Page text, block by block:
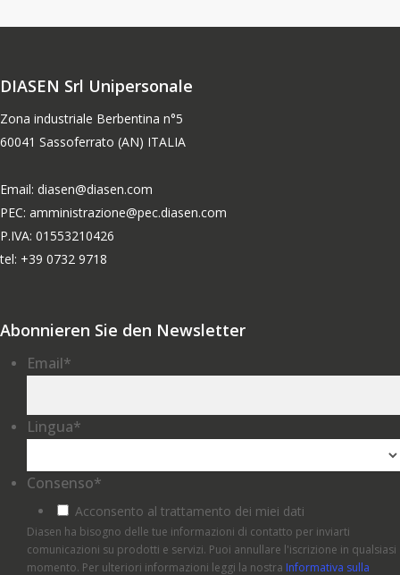
DIASEN Srl Unipersonale
Zona industriale Berbentina n°5
60041 Sassoferrato (AN) ITALIA
Email: diasen@diasen.com
PEC: amministrazione@pec.diasen.com
P.IVA: 01553210426
tel: +39 0732 9718
Abonnieren Sie den Newsletter
Email*
Lingua*
Consenso*
Acconsento al trattamento dei miei dati
Diasen ha bisogno delle tue informazioni di contatto per inviarti
comunicazioni su prodotti e servizi. Puoi annullare l'iscrizione in qualsiasi
momento. Per ulteriori informazioni leggi la nostra Informativa sulla